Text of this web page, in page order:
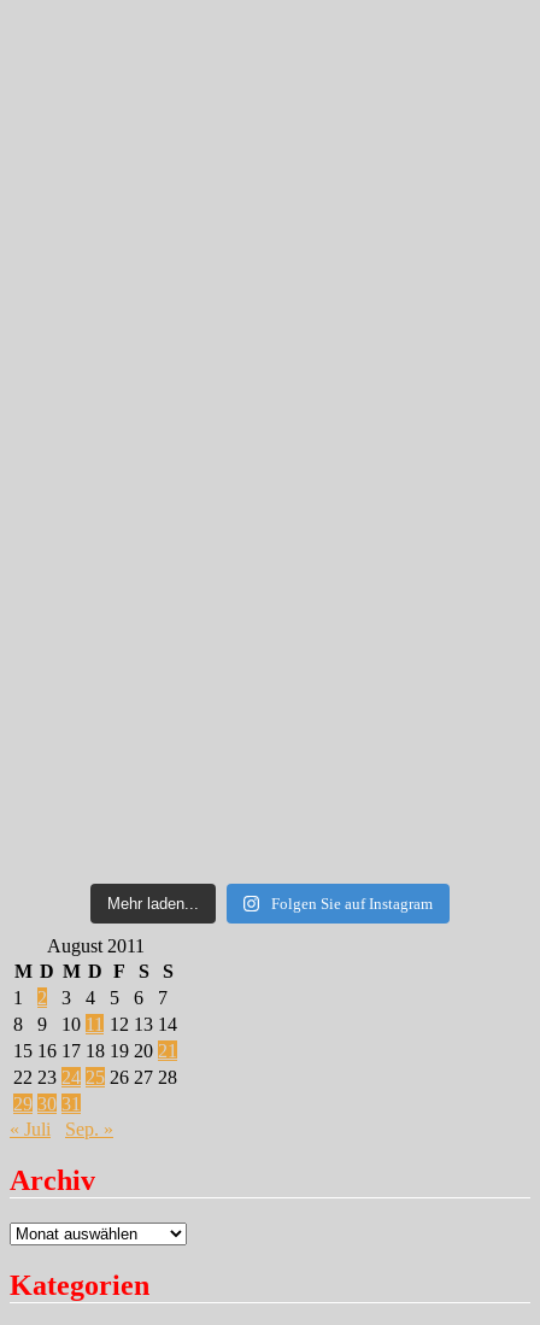
Mehr laden... Folgen Sie auf Instagram
August 2011
M D M D F S
S
1
2 3 4 5 6
7
8
9 10 11 12 13 14
15 16 17 18 19 20 21
22 23 24 25 26 27 28
29 30 31
« Juli
Sep. »
Archiv
Archiv
Kategorien